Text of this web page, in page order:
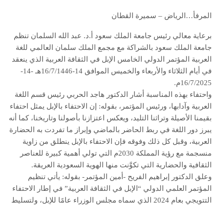
المرفأ…الرياض – سميرة القطان
برعاية معالي رئيس جامعة الملك سعود أ.د. عبد الله السلمان تنظم
جامعة الملك سعود بالشراكة مع مجمع الملك سلمان العالمي للغة
العربية المؤتمر الدولي الخامس الإبل في الثقافة العربية الذي ينعقد
في أيام الثلاثاء والأربعاء والخميس الموافق 14-16/7/1446هـ -14-
16/7/2025م.
واحتفاء بهذه المناسبة أشار الدكتور هاجد الحربي رئيس قسم اللغة
العربية وآدابها، ورئيس المؤتمر، بقوله: إن الاحتفاء بالإبل يمثل احتفاء
بقيمنا الأصيلة وتراثنا التليد، ويعكس اعتزازنا بأصولنا وتاريخنا، كما أنه
يبرز دور اللغة في ربط الحاضر بالماضي وإبراز ما تفردت به الحضارة
العربية، وقبل كل ذلك وفوقه فإن الاحتفاء بالإبل ينطلق من زاوية
منسجمة مع رؤية المملكة 2030م التي تولي أهمية كبيرة للعناصر
الثقافية والحضارية التي تكوَّنت منها الهوية السعودية العريقة.
وعلق الدكتور إبراهيم الفريح -أمين المؤتمر- بقوله: يأتي تنظيم
المؤتمر العلمي الدولي “الإبل في الثقافة العربية” في إطار الاحتفاء
التتويجي بعام 2024 الذي سماه مجلس الوزراء عامًا للإبل، ولتسليط